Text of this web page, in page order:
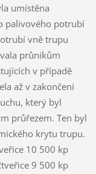
umístěna
palivového potrubí
vně trupu
průnikům
v případě
až v zakončení
který byl
průřezem. Ten byl
krytu trupu.
10 500 kp
9 500 kp